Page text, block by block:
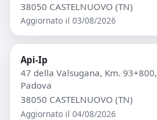
38050 CASTELNUOVO (TN)
Aggiornato il 03/08/2026
Api-Ip
47 della Valsugana, Km. 93+800,
Padova
38050 CASTELNUOVO (TN)
Aggiornato il 04/08/2026